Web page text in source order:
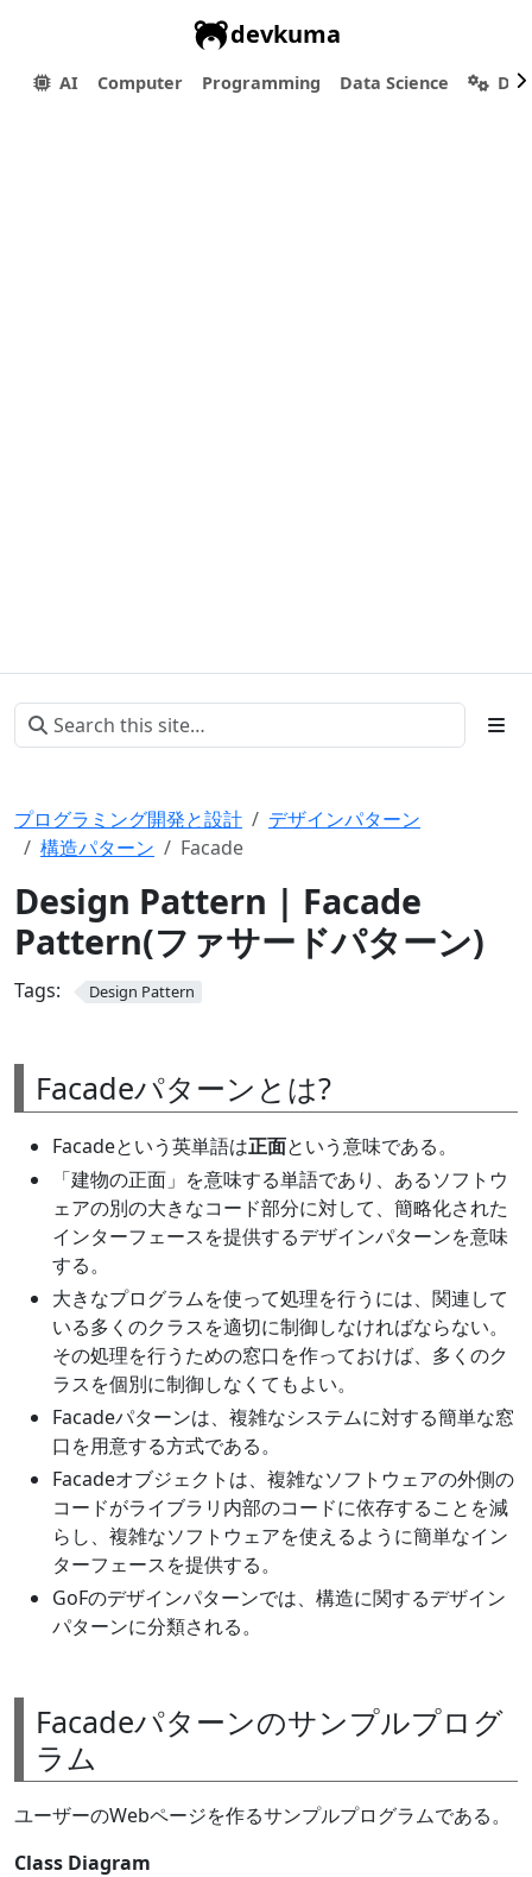
devkuma
AI Computer Programming Data Science
プログラミング開発と設計
デザインパターン
構造パターン
Facade
Design Pattern | Facade
Pattern(ファサードパターン)
Tags: Design Pattern
Facadeパターンとは?
Facadeという英単語は正面という意味である。
「建物の正面」を意味する単語であり、あるソフトウ
ェアの別の大きなコード部分に対して、簡略化された
インターフェースを提供するデザインパターンを意味
する。
大きなプログラムを使って処理を行うには、関連して
いる多くのクラスを適切に制御しなければならない。
その処理を行うための窓口を作っておけば、多くのク
ラスを個別に制御しなくてもよい。
Facadeパターンは、複雑なシステムに対する簡単な窓
口を用意する方式である。
Facadeオブジェクトは、複雑なソフトウェアの外側の
コードがライブラリ内部のコードに依存することを減
らし、複雑なソフトウェアを使えるように簡単なイン
ターフェースを提供する。
GoFのデザインパターンでは、構造に関するデザイン
パターンに分類される。
Facadeパターンのサンプルプログ
ラム
ユーザーのWebページを作るサンプルプログラムである。
Class Diagram